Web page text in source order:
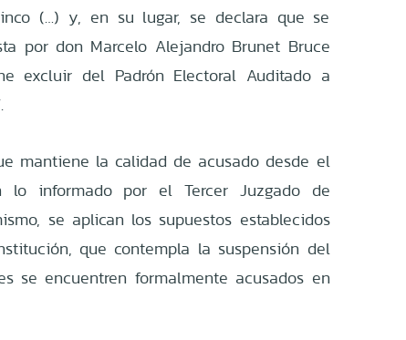
(…) y, en su lugar, se declara que se
por don Marcelo Alejandro Brunet Bruce
excluir del Padrón Electoral Auditado a
mantiene la calidad de acusado desde el
informado por el Tercer Juzgado de
se aplican los supuestos establecidos
que contempla la suspensión del
se encuentren formalmente acusados en